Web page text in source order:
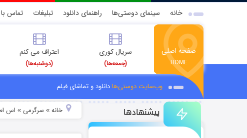
خانه سینمای دوستی‌ها راهنمای دانلود تبلیغات تماس با
صفحه اصلی
HOME
سریال کوری
(جمعه‌ها)
اعتراف می کنم
(دوشنبه‌ها)
وب‌سایت دوستی‌هادانلود و تماشای فیلم
پیشنهادها خانه» سرگرمی » اس